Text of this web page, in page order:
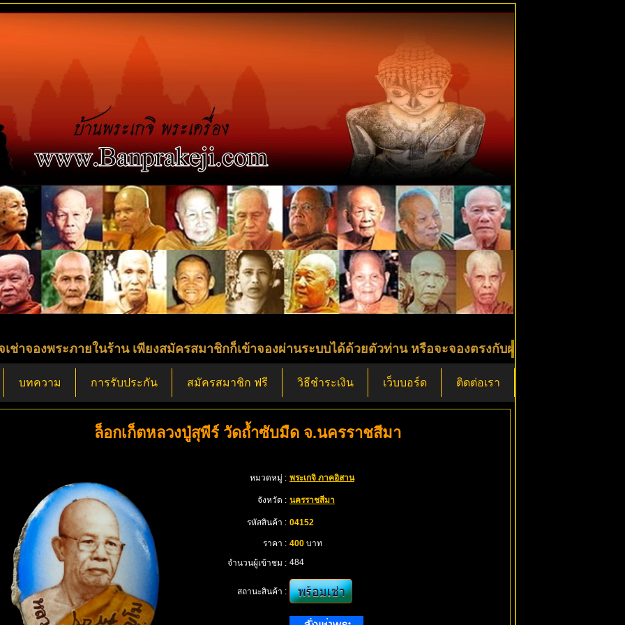
ะภายในร้าน เพียงสมัครสมาชิกก็เข้าจองผ่านระบบได้ด้วยตัวท่าน หรือจะจองตรงกับผมได้เลย โทร 080-3578737
ติดต่อเรา
เว็บบอร์ด
วิธีชำระเงิน
สมัครสมาชิก ฟรี
การรับประกัน
บทความ
ล็อกเก็ตหลวงปู่สุพีร์ วัดถ้ำซับมืด จ.นครราชสีมา
หมวดหมู่ : พระเกจิ ภาคอิสาน
จังหวัด : นครราชสีมา
รหัสสินค้า : 04152
ราคา : 400 บาท
จำนวนผู้เข้าชม : 484
สถานะสินค้า :